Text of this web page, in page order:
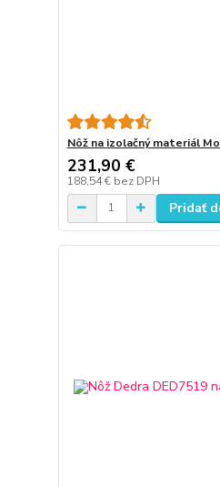
Nôž na izolačný materiál
231,90 €
188,54 € bez DPH
Pridať